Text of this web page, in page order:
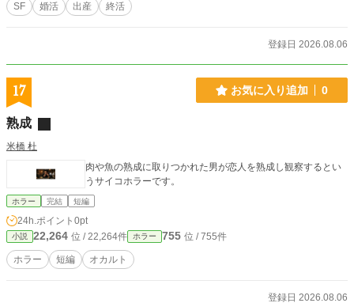
SF 婚活 出産 終活
登録日 2026.08.06
17 お気に入り追加 0
熟成
米橋 杜
肉や魚の熟成に取りつかれた男が恋人を熟成し観察するとい
うサイコホラーです。
ホラー 完結 短編
24h.ポイント 0pt
小説 22,264 位 / 22,264件 ホラー 755 位 / 755件
ホラー 短編 オカルト
登録日 2026.08.06